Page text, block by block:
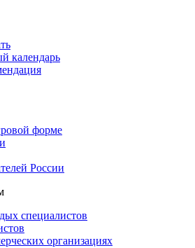
календарь
форме
России
специалистов
организациях